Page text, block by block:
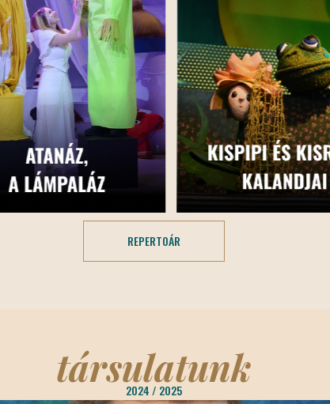
REPERTOÁR
társulatunk
2024 / 2025